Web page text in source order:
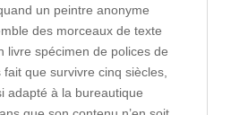
un peintre anonyme
des morceaux de texte
livre spécimen de polices de
fait que survivre cinq siècles,
adapté à la bureautique